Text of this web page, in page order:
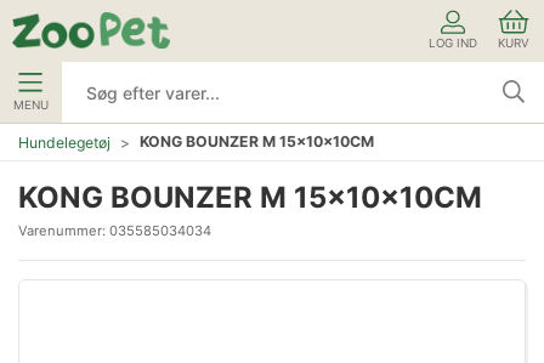
LOG IND KURV
MENU
Hundelegetøj KONG BOUNZER M 15x10x10CM
KONG BOUNZER M 15x10x10CM
Varenummer: 035585034034